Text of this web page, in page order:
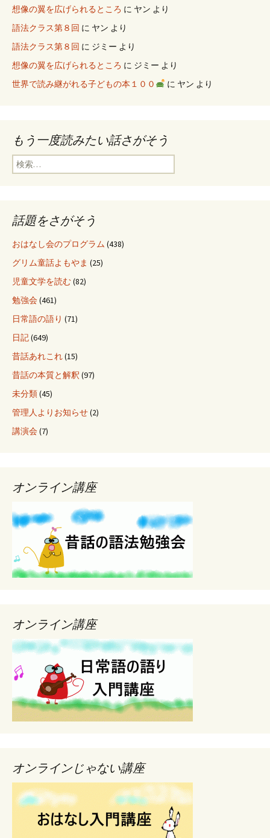
想像の翼を広げられるところ に ヤン より
語法クラス第８回 に ヤン より
語法クラス第８回 に ジミー より
想像の翼を広げられるところ に ジミー より
世界で読み継がれる子どもの本１００
に ヤン より
もう一度読みたい話さがそう
検
索
話題をさがそう
おはなし会のプログラム (438)
グリム童話よもやま (25)
児童文学を読む(82)
勉強会(461)
日常語の語り (71)
日記(649)
昔話あれこれ(15)
昔話の本質と解釈 (97)
未分類(45)
管理人よりお知らせ(2)
講演会(7)
オンライン講座
オンライン講座
オンラインじゃない講座